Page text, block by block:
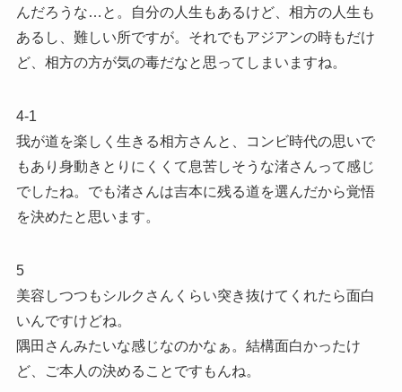
んだろうな…と。自分の人生もあるけど、相方の人生も
あるし、難しい所ですが。それでもアジアンの時もだけ
ど、相方の方が気の毒だなと思ってしまいますね。
4-1
我が道を楽しく生きる相方さんと、コンビ時代の思いで
もあり身動きとりにくくて息苦しそうな渚さんって感じ
でしたね。でも渚さんは吉本に残る道を選んだから覚悟
を決めたと思います。
5
美容しつつもシルクさんくらい突き抜けてくれたら面白
いんですけどね。
隅田さんみたいな感じなのかなぁ。結構面白かったけ
ど、ご本人の決めることですもんね。